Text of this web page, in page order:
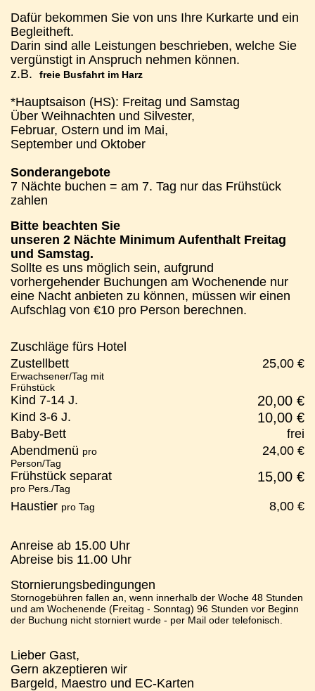
Dafür bekommen Sie von uns Ihre Kurkarte und ein
Begleitheft.
Darin sind alle Leistungen beschrieben, welche Sie
vergünstigt in Anspruch nehmen können.
z.B.
freie Busfahrt im Harz
*Hauptsaison (HS): Freitag und Samstag
Über Weihnachten und Silvester,
Februar, Ostern und im Mai,
September und Oktober
Sonderangebote
7 Nächte buchen = am 7. Tag nur das Frühstück
zahlen
Bitte beachten Sie
unseren 2 Nächte Minimum Aufenthalt Freitag
und Samstag.
Sollte es uns möglich sein, aufgrund
vorhergehender Buchungen am Wochenende nur
eine Nacht anbieten zu können, müssen wir einen
Aufschlag von €10 pro Person berechnen.
Zuschläge fürs Hotel
Zustellbett
Erwachsener/Tag mit
Frühstück
25,00 €
Kind 7-14 J. 20,00 €
Kind 3-6 J. 10,00 €
Baby-Bett
frei
Abendmenü pro
Person/Tag
24,00 €
Frühstück separat
pro Pers./Tag
15,00 €
Haustier pro Tag 8,00 €
Anreise ab 15.00 Uhr
Abreise bis 11.00 Uhr
Stornierungsbedingungen
Stornogebühren fallen an, wenn innerhalb der Woche 48 Stunden
und am Wochenende (Freitag - Sonntag) 96 Stunden vor Beginn
der Buchung nicht storniert wurde - per Mail oder telefonisch.
Lieber Gast,
Gern akzeptieren wir
Bargeld, Maestro und EC-Karten